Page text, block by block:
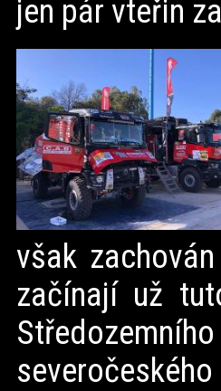
jen pár vteřin
však
začínají už